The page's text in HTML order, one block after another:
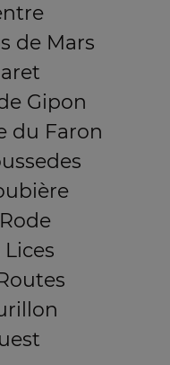
de Mars
Gipon
du Faron